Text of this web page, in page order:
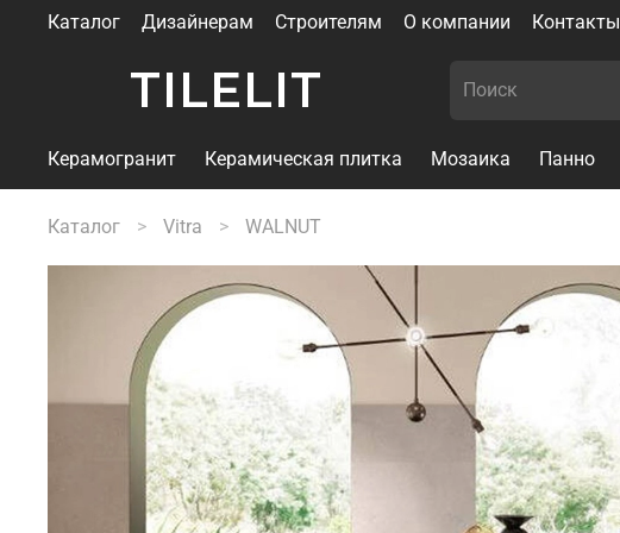
Каталог Дизайнерам Строителям О компании Контакты
TILELIT
Керамогранит Керамическая плитка Мозаика Панно
Каталог Vitra WALNUT